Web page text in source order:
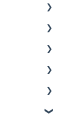
？
？
？
？
？